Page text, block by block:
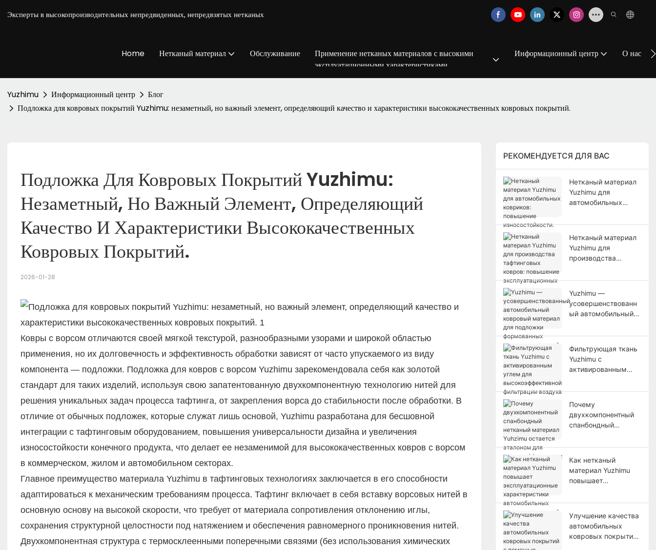
Эксперты в высокопроизводительных непредвиденных, непредвзятых нетканых
Home Нетканый материал Обслуживание
Применение нетканых материалов с высокими
эксплуатационными характеристиками
Информационный центр О нас
Yuzhimu Информационный центр
Блог
Подложка для ковровых покрытий Yuzhimu: незаметный, но важный элемент, определяющий качество и характеристики высококачественных ковровых покрытий.
Подложка Для Ковровых Покрытий Yuzhimu:
Незаметный, Но Важный Элемент, Определяющий
Качество И Характеристики Высококачественных
Ковровых Покрытий.
2026-01-28
Ковры с ворсом отличаются своей мягкой текстурой, разнообразными узорами и широкой областью
применения, но их долговечность и эффективность обработки зависят от часто упускаемого из виду
компонента — подложки. Подложка для ковров с ворсом Yuzhimu зарекомендовала себя как золотой
стандарт для таких изделий, используя свою запатентованную двухкомпонентную технологию нитей для
решения уникальных задач процесса тафтинга, от закрепления ворса до стабильности после обработки. В
отличие от обычных подложек, которые служат лишь основой, Yuzhimu разработана для бесшовной
интеграции с тафтинговым оборудованием, повышения универсальности дизайна и увеличения
износостойкости конечного продукта, что делает ее незаменимой для высококачественных ковров с ворсом
в коммерческом, жилом и автомобильном секторах.
Главное преимущество материала Yuzhimu в тафтинговых технологиях заключается в его способности
адаптироваться к механическим требованиям процесса. Тафтинг включает в себя вставку ворсовых нитей в
основную основу на высокой скорости, что требует от материала сопротивления отклонению иглы,
сохранения структурной целостности под натяжением и обеспечения равномерного проникновения нитей.
Двухкомпонентная структура с термосклеенными поперечными связями (без использования химических
РЕКОМЕНДУЕТСЯ ДЛЯ ВАС
Нетканый материал
Yuzhimu для
автомобильных
повышение
износостойкости.
Нетканый материал
Yuzhimu для
производства
повышение
эксплуатационных
характеристик
основы.
Yuzhimu —
усовершенствованн
ый автомобильный
для подложки
формованных
ковровых покрытий.
Фильтрующая ткань
Yuzhimu с
активированным
высокоэффективной
фильтрации воздуха
Почему
двухкомпонентный
спанбондный
Yuhzimu остается
эталоном для
высокоэффективных
применений?
Как нетканый
материал Yuzhimu
повышает
характеристики
автомобильных
ковровых покрытий
Улучшение качества
автомобильных
ковровых покрытий